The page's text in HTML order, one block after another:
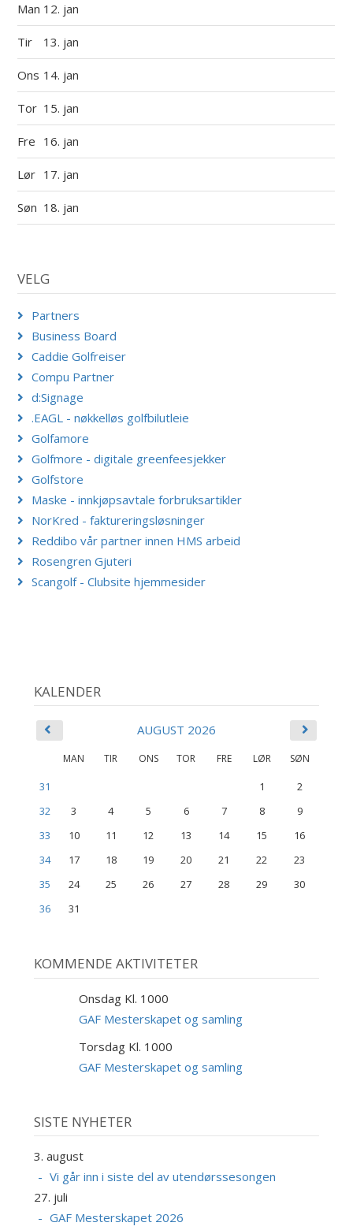
Man 12. jan
Tir 13. jan
Ons 14. jan
Tor 15. jan
Fre 16. jan
Lør 17. jan
Søn 18. jan
VELG
Partners
Business Board
Caddie Golfreiser
Compu Partner
d:Signage
.EAGL - nøkkelløs golfbilutleie
Golfamore
Golfmore - digitale greenfeesjekker
Golfstore
Maske - innkjøpsavtale forbruksartikler
NorKred - faktureringsløsninger
Reddibo vår partner innen HMS arbeid
Rosengren Gjuteri
Scangolf - Clubsite hjemmesider
KALENDER
AUGUST 2026
MAN TIR ONS TOR FRE LØR SØN
31 1
2
32
3 4 5 6 7 8
9
33
10 11 12 13 14 15
16
34
17 18 19 20 21 22
23
35
24 25 26 27 28 29
30
36
31
KOMMENDE AKTIVITETER
Onsdag Kl. 1000
GAF Mesterskapet og samling
Torsdag Kl. 1000
GAF Mesterskapet og samling
SISTE NYHETER
3. august
Vi går inn i siste del av utendørssesongen
27. juli
GAF Mesterskapet 2026